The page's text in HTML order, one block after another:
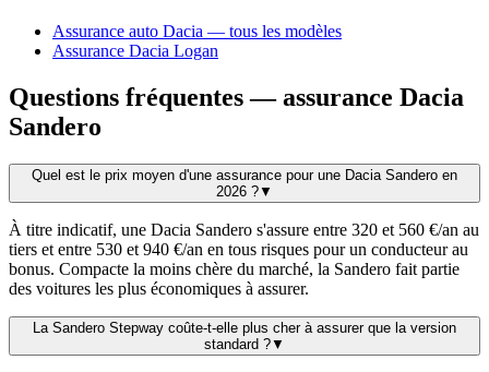
Assurance auto Dacia — tous les modèles
Assurance Dacia Logan
Questions fréquentes — assurance Dacia
Sandero
Quel est le prix moyen d'une assurance pour une Dacia Sandero en
2026 ?▼
À titre indicatif, une Dacia Sandero s'assure entre 320 et 560 €/an au
tiers et entre 530 et 940 €/an en tous risques pour un conducteur au
bonus. Compacte la moins chère du marché, la Sandero fait partie
des voitures les plus économiques à assurer.
La Sandero Stepway coûte-t-elle plus cher à assurer que la version
standard ?▼